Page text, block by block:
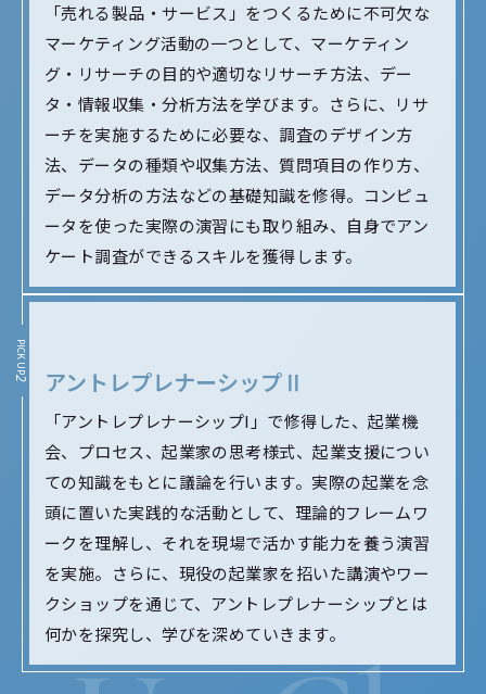
「売れる製品・サービス」をつくるために不可欠な
マーケティング活動の一つとして、マーケティン
グ・リサーチの目的や適切なリサーチ方法、デー
タ・情報収集・分析方法を学びます。さらに、リサ
ーチを実施するために必要な、調査のデザイン方
法、データの種類や収集方法、質問項目の作り方、
データ分析の方法などの基礎知識を修得。コンピュ
ータを使った実際の演習にも取り組み、自身でアン
ケート調査ができるスキルを獲得します。
PICK UP
2 アントレプレナーシップⅡ
「アントレプレナーシップI」で修得した、起業機
会、プロセス、起業家の思考様式、起業支援につい
ての知識をもとに議論を行います。実際の起業を念
頭に置いた実践的な活動として、理論的フレームワ
ークを理解し、それを現場で活かす能力を養う演習
を実施。さらに、現役の起業家を招いた講演やワー
クショップを通じて、アントレプレナーシップとは
何かを探究し、学びを深めていきます。